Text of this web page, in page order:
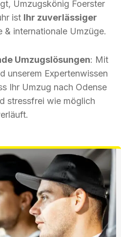
Umzugskönig Foerster
ist Ihr zuverlässiger
& internationale Umzüge.
Umzugslösungen: Mit
unserem Expertenwissen
Ihr Umzug nach Odense
stressfrei wie möglich